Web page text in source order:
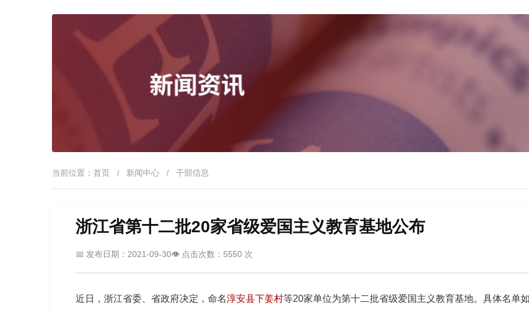
当前位置： 首页 / 新闻中心 / 干部信息
浙江省第十二批20家省级爱国主义教育基地公布
📅 发布日期：2021-09-30👁️ 点击次数：5550 次
近日，浙江省委、省政府决定，命名淳安县下姜村等20家单位为第十二批省级爱国主义教育基地。具体名单